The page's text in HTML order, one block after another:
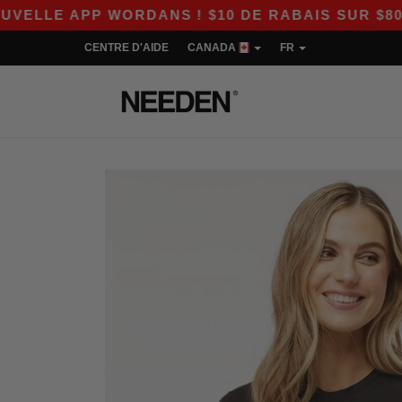
APP WORDANS ! $10 DE RABAIS SUR $80 AVEC
CENTRE D'AIDE CANADA FR